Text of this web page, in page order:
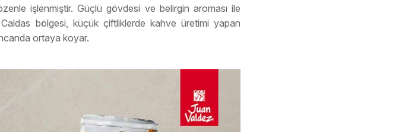
işlenmiştir. Güçlü gövdesi ve belirgin aroması ile
bölgesi, küçük çiftliklerde kahve üretimi yapan
ortaya koyar.